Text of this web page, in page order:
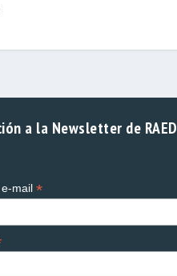
a la Newsletter de RAED
e-mail*